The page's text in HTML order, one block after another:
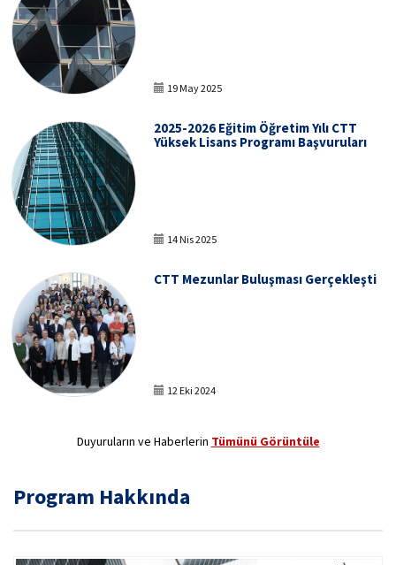
19 May 2025
2025-2026 Eğitim Öğretim Yılı CTT
Yüksek Lisans Programı Başvuruları
14 Nis 2025
CTT Mezunlar Buluşması Gerçekleşti
12 Eki 2024
Duyuruların ve Haberlerin Tümünü Görüntüle
Program Hakkında